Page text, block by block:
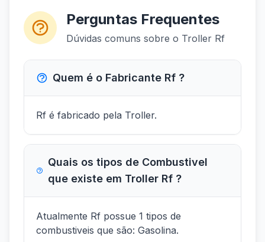
Perguntas Frequentes
Dúvidas comuns sobre o Troller Rf
Quem é o Fabricante Rf ?
Rf é fabricado pela Troller.
Quais os tipos de Combustivel
que existe em Troller Rf ?
Atualmente Rf possue 1 tipos de
combustiveis que são: Gasolina.